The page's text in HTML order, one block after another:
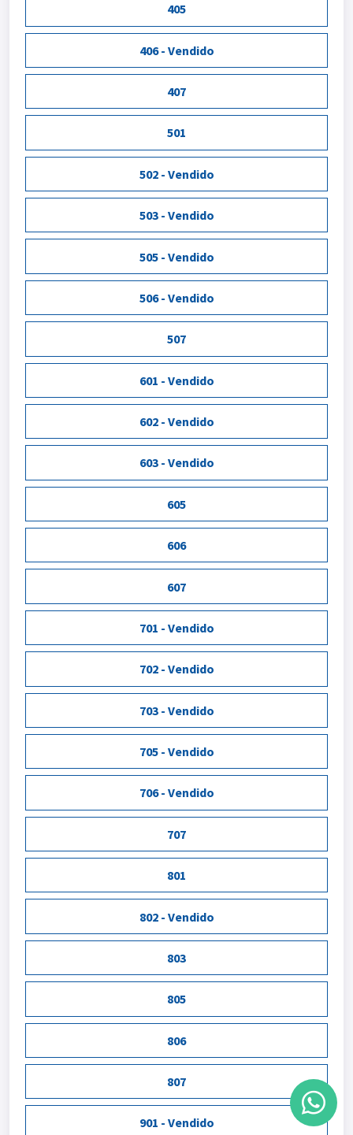
405
406 - Vendido
407
501
502 - Vendido
503 - Vendido
505 - Vendido
506 - Vendido
507
601 - Vendido
602 - Vendido
603 - Vendido
605
606
607
701 - Vendido
702 - Vendido
703 - Vendido
705 - Vendido
706 - Vendido
707
801
802 - Vendido
803
805
806
807
901 - Vendido